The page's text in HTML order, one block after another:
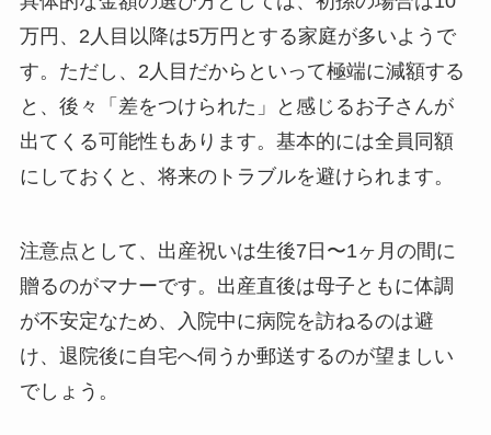
万円、2人目以降は5万円とする家庭が多いようで
す。ただし、2人目だからといって極端に減額する
と、後々「差をつけられた」と感じるお子さんが
出てくる可能性もあります。基本的には全員同額
にしておくと、将来のトラブルを避けられます。
注意点として、出産祝いは生後7日〜1ヶ月の間に
贈るのがマナーです。出産直後は母子ともに体調
が不安定なため、入院中に病院を訪ねるのは避
け、退院後に自宅へ伺うか郵送するのが望ましい
でしょう。